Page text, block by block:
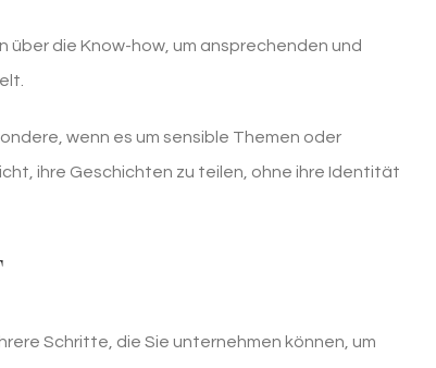
die Know-how, um ansprechenden und
wenn es um sensible Themen oder
ihre Geschichten zu teilen, ohne ihre Identität
Schritte, die Sie unternehmen können, um